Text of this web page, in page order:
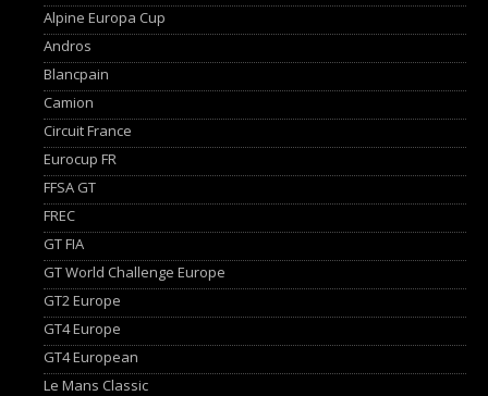
Alpine Europa Cup
Andros
Blancpain
Camion
Circuit France
Eurocup FR
FFSA GT
FREC
GT FIA
GT World Challenge Europe
GT2 Europe
GT4 Europe
GT4 European
Le Mans Classic